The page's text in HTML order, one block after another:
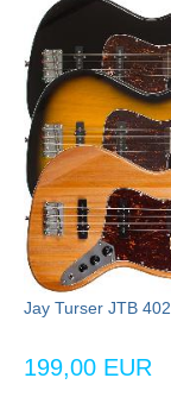
Jay Turser JTB 402
199,00 EUR